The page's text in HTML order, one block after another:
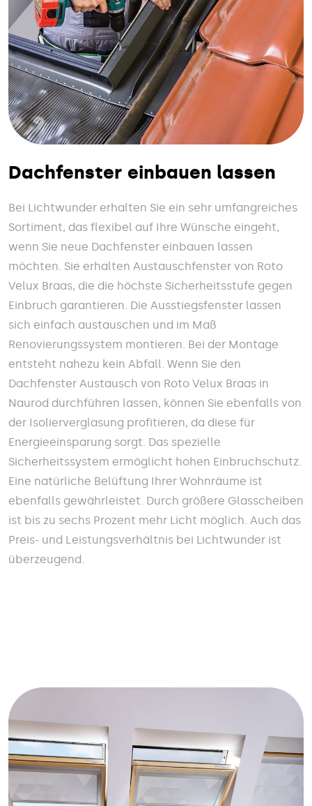
Dachfenster einbauen lassen
Bei Lichtwunder erhalten Sie ein sehr umfangreiches
Sortiment, das flexibel auf Ihre Wünsche eingeht,
wenn Sie neue Dachfenster einbauen lassen
möchten. Sie erhalten Austauschfenster von Roto
Velux Braas, die die höchste Sicherheitsstufe gegen
Einbruch garantieren. Die Ausstiegsfenster lassen
sich einfach austauschen und im Maß
Renovierungssystem montieren. Bei der Montage
entsteht nahezu kein Abfall. Wenn Sie den
Dachfenster Austausch von Roto Velux Braas in
Naurod durchführen lassen, können Sie ebenfalls von
der Isolierverglasung profitieren, da diese für
Energieeinsparung sorgt. Das spezielle
Sicherheitssystem ermöglicht hohen Einbruchschutz.
Eine natürliche Belüftung Ihrer Wohnräume ist
ebenfalls gewährleistet. Durch größere Glasscheiben
ist bis zu sechs Prozent mehr Licht möglich. Auch das
Preis- und Leistungsverhältnis bei Lichtwunder ist
überzeugend.